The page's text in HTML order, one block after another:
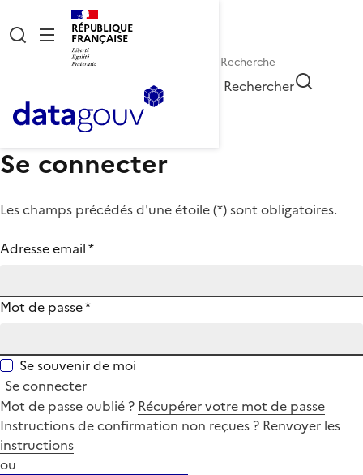
RÉPUBLIQUE
FRANÇAISE
Rechercher
Se connecter
Les champs précédés d'une étoile (*) sont obligatoires.
Adresse email*
Mot de passe*
Se souvenir de moi
Se connecter
Mot de passe oublié ? Récupérer votre mot de passe
Instructions de confirmation non reçues ? Renvoyer les
instructions
ou